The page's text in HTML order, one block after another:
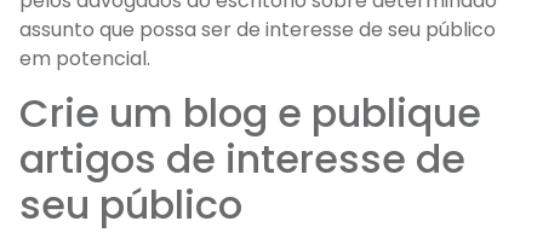
assunto que possa ser de interesse de seu público
em potencial.
Crie um blog e publique
artigos de interesse de
seu público